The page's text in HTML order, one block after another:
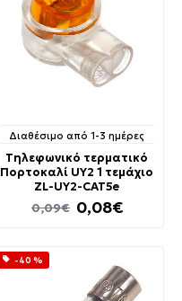
Διαθέσιμο από 1-3 ημέρες
Τηλεφωνικό τερματικό
Πορτοκαλί UY2 1 τεμάχιο
ZL-UY2-CAT5e
0,08€
0,09€
-40 %